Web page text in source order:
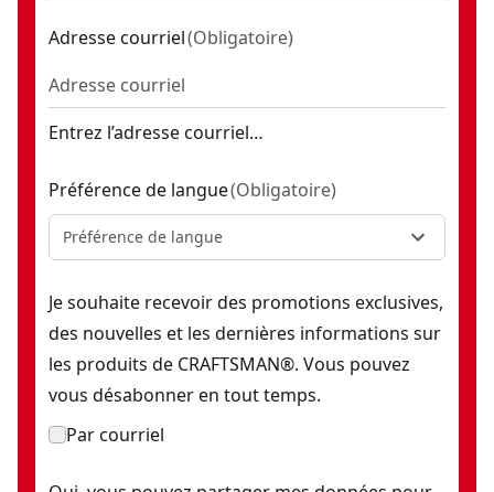
Adresse courriel(Obligatoire)
Entrez l’adresse courriel…
Préférence de langue(Obligatoire)
Préférence de langue
Je souhaite recevoir des promotions exclusives,
des nouvelles et les dernières informations sur
les produits de CRAFTSMAN®. Vous pouvez
vous désabonner en tout temps.
Par courriel